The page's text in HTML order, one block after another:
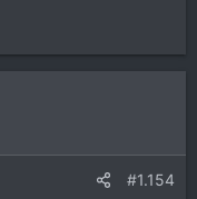
#1.154